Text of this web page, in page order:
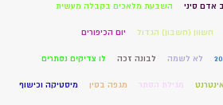
אדם סיני השבעת מלאכים בקבלה מעשית
חשוון (חשבון) הגדול יום הכיפורים
לא לשמה לבונה זכה לו צדיקים נסתרים
מגילת הסתר מגפה בסין מיסטיקה וכישוף